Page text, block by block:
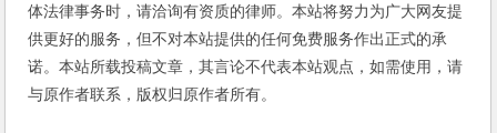
体法律事务时，请洽询有资质的律师。本站将努力为广大网友提
供更好的服务，但不对本站提供的任何免费服务作出正式的承
诺。本站所载投稿文章，其言论不代表本站观点，如需使用，请
与原作者联系，版权归原作者所有。